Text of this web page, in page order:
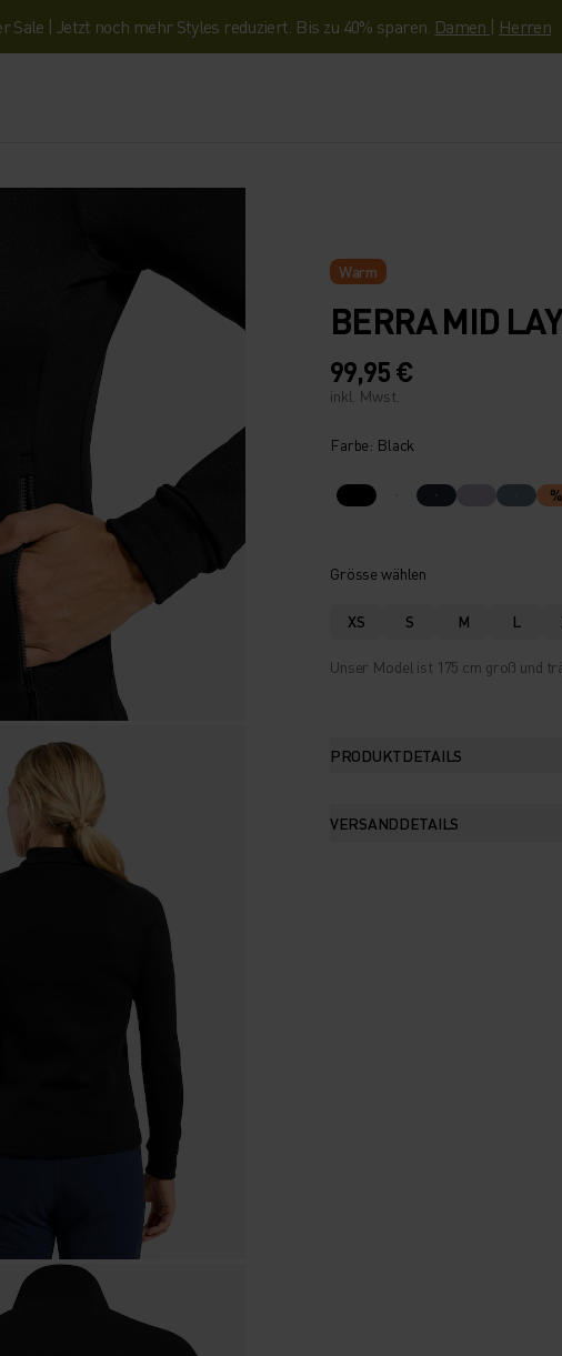
Sale | Jetzt noch mehr Styles reduziert. Bis zu 40% sparen. Damen | Herren
Warm
BERRA MID
99,95 €
inkl. Mwst.
Farbe: Black
%
Grösse wählen
XS S M L
Unser Model ist 175 cm groß und
PRODUKTDETAILS
VERSANDDETAILS